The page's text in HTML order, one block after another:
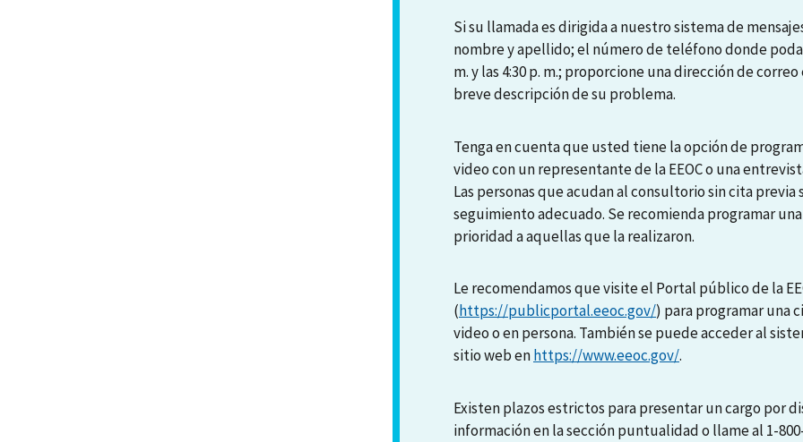
Si su llamada es dirigida a nuestro sistema de
nombre y apellido; el número de teléfono donde
m. y las 4:30 p. m.; proporcione una dirección de
breve descripción de su problema.
Tenga en cuenta que usted tiene la opción de
video con un representante de la EEOC o una
Las personas que acudan al consultorio sin cita previa
seguimiento adecuado. Se recomienda programar
prioridad a aquellas que la realizaron.
Le recomendamos que visite el Portal público de la
(https://publicportal.eeoc.gov/) para programar una
video o en persona. También se puede acceder al
sitio web enhttps://www.eeoc.gov/.
Existen plazos estrictos para presentar un cargo por
información en la sección puntualidad o llame al 1-